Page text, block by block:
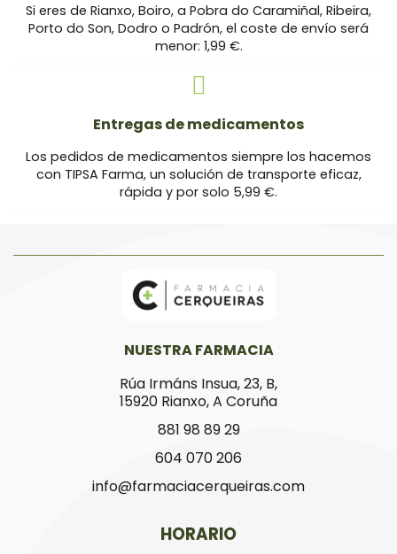
Si eres de Rianxo, Boiro, a Pobra do Caramiñal, Ribeira,
Porto do Son, Dodro o Padrón, el coste de envío será
menor: 1,99 €.
Entregas de medicamentos
Los pedidos de medicamentos siempre los hacemos
con TIPSA Farma, un solución de transporte eficaz,
rápida y por solo 5,99 €.
NUESTRA FARMACIA
Rúa Irmáns Insua, 23, B,
15920 Rianxo, A Coruña
881 98 89 29
604 070 206
info@farmaciacerqueiras.com
HORARIO